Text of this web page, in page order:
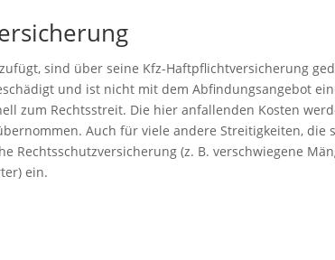
sind über seine Kfz-Haftpflichtversicherung
und ist nicht mit dem Abfindungsangebot
zum Rechtsstreit. Die hier anfallenden Kosten
Auch für viele andere Streitigkeiten, die
Rechtsschutzversicherung (z. B. verschwiegene
ein.